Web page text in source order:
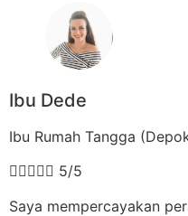
Ibu Dede
Ibu Rumah Tangga
 5/5
Saya mempercayakan